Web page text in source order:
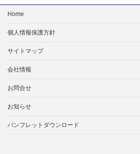
Home
個人情報保護方針
サイトマップ
会社情報
お問合せ
お知らせ
パンフレットダウンロード